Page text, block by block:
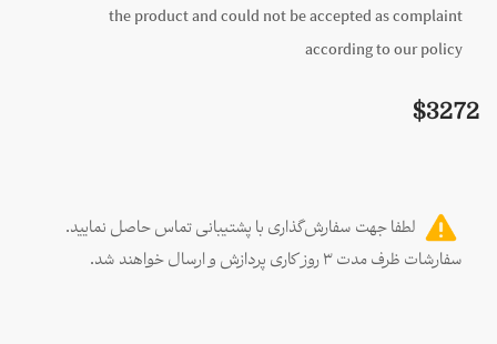
the product and could not be accepted as complaint
according to our policy
$3272
لطفا جهت سفارش‌گذاری با پشتیبانی تماس حاصل نمایید.
سفارشات ظرف مدت ۳ روز کاری پردازش و ارسال خواهند شد.